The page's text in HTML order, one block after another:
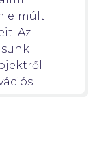
elmúlt
Az